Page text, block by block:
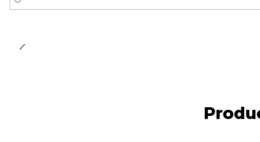
Cantidad